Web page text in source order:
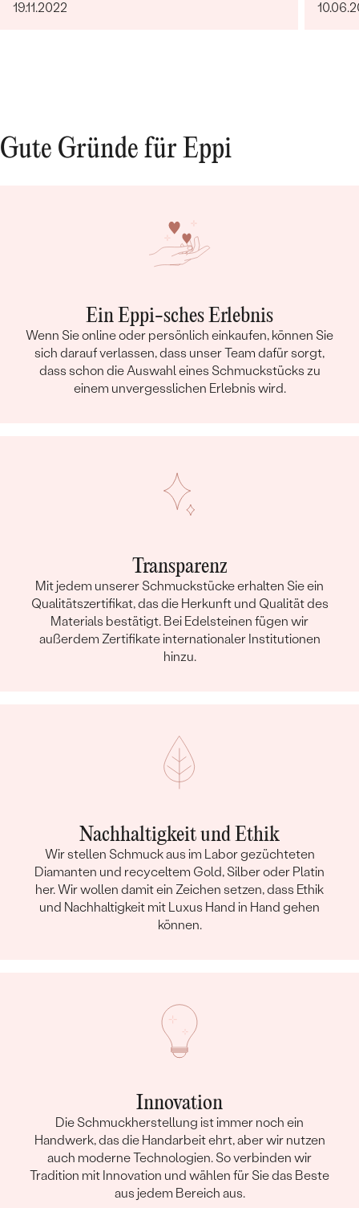
ABMESSUNGEN:
19.11.2022
Gute Gründe für Eppi
Ein Eppi-sches Erlebnis
Wenn Sie online oder persönlich einkaufen, können Sie
sich darauf verlassen, dass unser Team dafür sorgt,
dass schon die Auswahl eines Schmuckstücks zu
einem unvergesslichen Erlebnis wird.
Transparenz
Mit jedem unserer Schmuckstücke erhalten Sie ein
Qualitätszertifikat, das die Herkunft und Qualität des
Materials bestätigt. Bei Edelsteinen fügen wir
außerdem Zertifikate internationaler Institutionen
hinzu.
Nachhaltigkeit und Ethik
Wir stellen Schmuck aus im Labor gezüchteten
Diamanten und recyceltem Gold, Silber oder Platin
her. Wir wollen damit ein Zeichen setzen, dass Ethik
und Nachhaltigkeit mit Luxus Hand in Hand gehen
können.
Innovation
Die Schmuckherstellung ist immer noch ein
Handwerk, das die Handarbeit ehrt, aber wir nutzen
auch moderne Technologien. So verbinden wir
Tradition mit Innovation und wählen für Sie das Beste
aus jedem Bereich aus.